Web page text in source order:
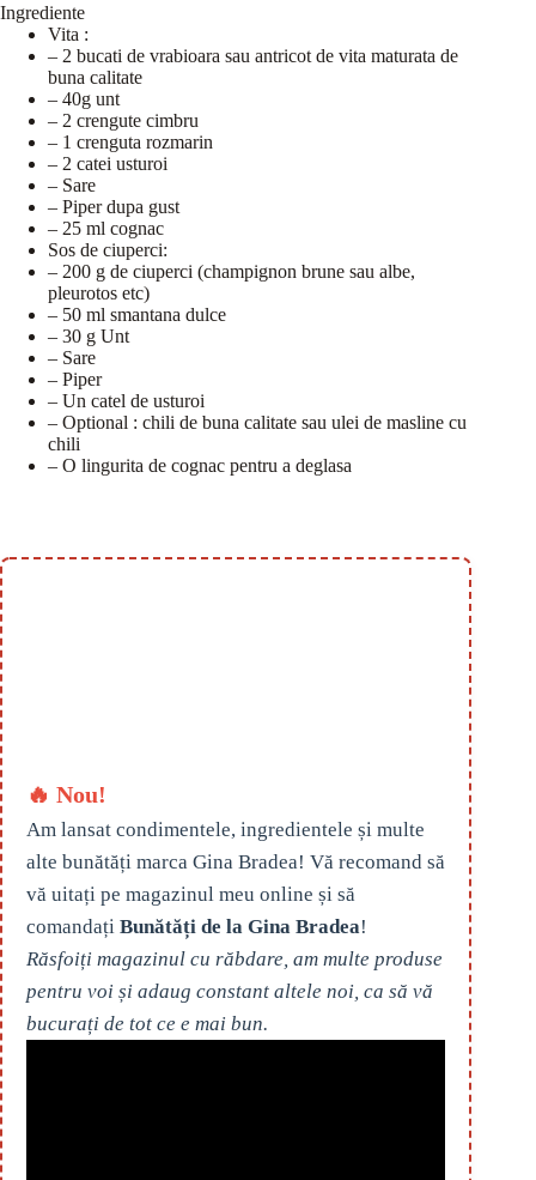
Ingrediente
Vita :
– 2 bucati de vrabioara sau antricot de vita maturata de
buna calitate
– 40g unt
– 2 crengute cimbru
– 1 crenguta rozmarin
– 2 catei usturoi
– Sare
– Piper dupa gust
– 25 ml cognac
Sos de ciuperci:
– 200 g de ciuperci (champignon brune sau albe,
pleurotos etc)
– 50 ml smantana dulce
– 30 g Unt
– Sare
– Piper
– Un catel de usturoi
– Optional : chili de buna calitate sau ulei de masline cu
chili
– O lingurita de cognac pentru a deglasa
🔥 Nou!
Am lansat condimentele, ingredientele și multe
alte bunătăți marca Gina Bradea! Vă recomand să
vă uitați pe magazinul meu online și să
comandați Bunătăți de la Gina Bradea!
Răsfoiți magazinul cu răbdare, am multe produse
pentru voi și adaug constant altele noi, ca să vă
bucurați de tot ce e mai bun.